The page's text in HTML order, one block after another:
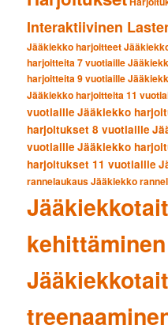
Interaktiivinen
Jääkiekko harjoitteet
harjoitteita 7 vuotiaille
harjoitteita 9 vuotiaille
Jääkiekko harjoitteita 11
vuotiaille Jääkiekko
harjoitukset 8 vuotiaille
vuotiaille Jääkiekko
harjoitukset 11 vuotiaille
rannelaukausJääkiekko